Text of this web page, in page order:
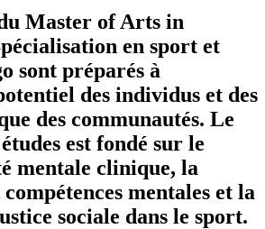
Master of Arts in
en sport et
sont préparés à
des individus et des
des communautés. Le
est fondé sur le
mentale clinique, la
mentales et la
sociale dans le sport.